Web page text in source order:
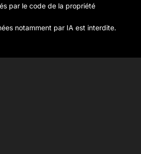
par le code de la propriété
notamment par IA est interdite.